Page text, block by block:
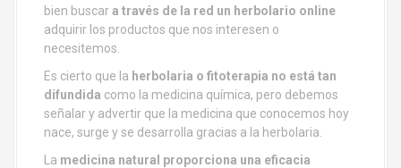
bien buscara través de la red un herbolario online
adquirir los productos que nos interesen o
necesitemos.
Es cierto que la herbolaria o fitoterapia no está tan
difundida como la medicina química, pero debemos
señalar y advertir que la medicina que conocemos hoy
nace, surge y se desarrolla gracias a la herbolaria.
La medicina natural proporciona una eficacia